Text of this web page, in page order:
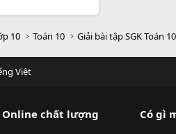
10 Toán 10 Giải bài tập SGK Toán
Việt
Online chất lượng
Có gì